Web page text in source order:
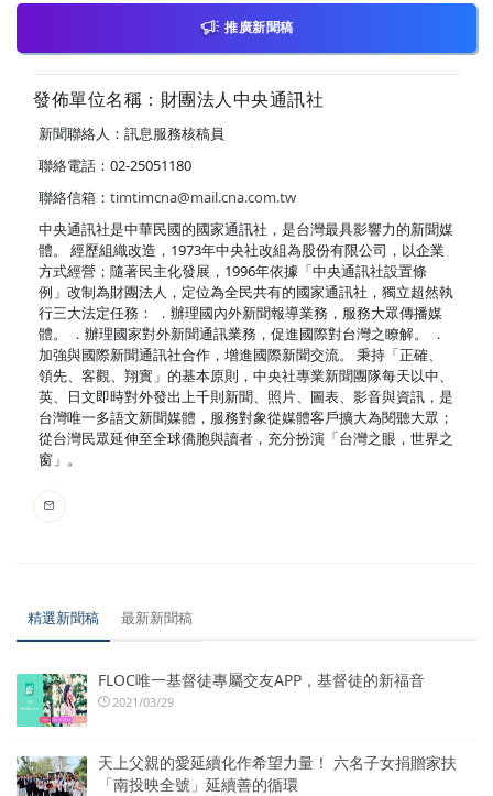
推廣新聞稿
發佈單位名稱：財團法人中央通訊社
新聞聯絡人：訊息服務核稿員
聯絡電話：02-25051180
聯絡信箱： timtimcna@mail.cna.com.tw
中央通訊社是中華民國的國家通訊社，是台灣最具影響力的新聞媒
體。 經歷組織改造，1973年中央社改組為股份有限公司，以企業
方式經營；隨著民主化發展，1996年依據「中央通訊社設置條
例」改制為財團法人，定位為全民共有的國家通訊社，獨立超然執
行三大法定任務： ．辦理國內外新聞報導業務，服務大眾傳播媒
體。 ．辦理國家對外新聞通訊業務，促進國際對台灣之瞭解。 ．
加強與國際新聞通訊社合作，增進國際新聞交流。 秉持「正確、
領先、客觀、翔實」的基本原則，中央社專業新聞團隊每天以中、
英、日文即時對外發出上千則新聞、照片、圖表、影音與資訊，是
台灣唯一多語文新聞媒體，服務對象從媒體客戶擴大為閱聽大眾；
從台灣民眾延伸至全球僑胞與讀者，充分扮演「台灣之眼，世界之
窗」。
精選新聞稿 最新新聞稿
FLOC唯一基督徒專屬交友APP，基督徒的新福音
2021/03/29
天上父親的愛延續化作希望力量！ 六名子女捐贈家扶
「南投映全號」延續善的循環